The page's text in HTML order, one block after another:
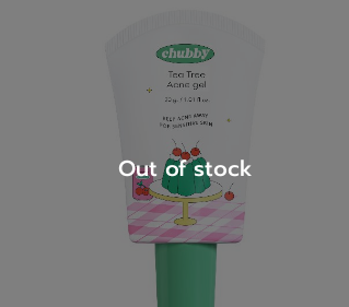
Out of stock